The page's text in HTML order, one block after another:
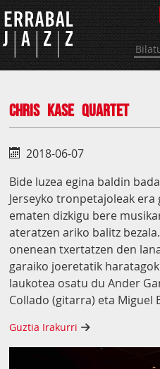
Errabal Jazz
Chris Kase Quartet
2018-06-07
Bide luzea egina baldin
Jerseyko tronpetajoleak
ematen dizkigu bere
ateratzen ariko balitz
onenean txertatzen den
garaiko joeretatik
laukotea osatu du Ander
Collado (gitarra) eta Miguel
Guztia Irakurri